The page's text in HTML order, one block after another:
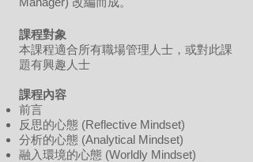
課程對象
本課程適合所有職場管理人士，或對此課
題有興趣人士
課程內容
前言
反思的心態 (Reflective Mindset)
分析的心態 (Analytical Mindset)
融入環境的心態 (Worldly Mindset)